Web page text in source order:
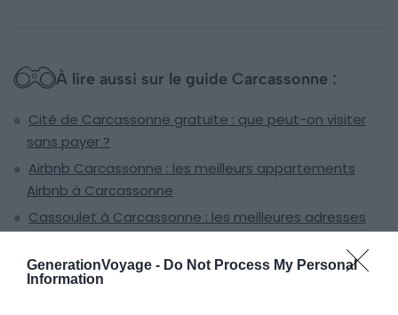
GenerationVoyage - Do Not Process My Personal
Information
À lire aussi sur le guide Carcassonne :
Cité de Carcassonne gratuite : que peut-on visiter
sans payer ?
Airbnb Carcassonne : les meilleurs appartements
Airbnb à Carcassonne
Cassoulet à Carcassonne : les meilleures adresses
Les 6 meilleurs hôtels de Carcassonne